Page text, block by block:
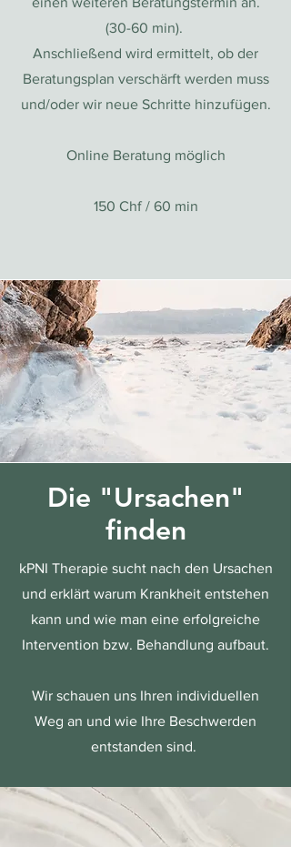
(30-60 min).
Anschließend wird ermittelt, ob der
Beratungsplan verschärft werden muss
und/oder wir neue Schritte hinzufügen.
Online Beratung möglich
150 Chf / 60 min
Die "Ursachen"
finden
kPNI Therapie sucht nach den Ursachen
und erklärt warum Krankheit entstehen
kann und wie man eine erfolgreiche
Intervention bzw. Behandlung aufbaut.
Wir schauen uns Ihren individuellen
Weg an und wie Ihre Beschwerden
entstanden sind.